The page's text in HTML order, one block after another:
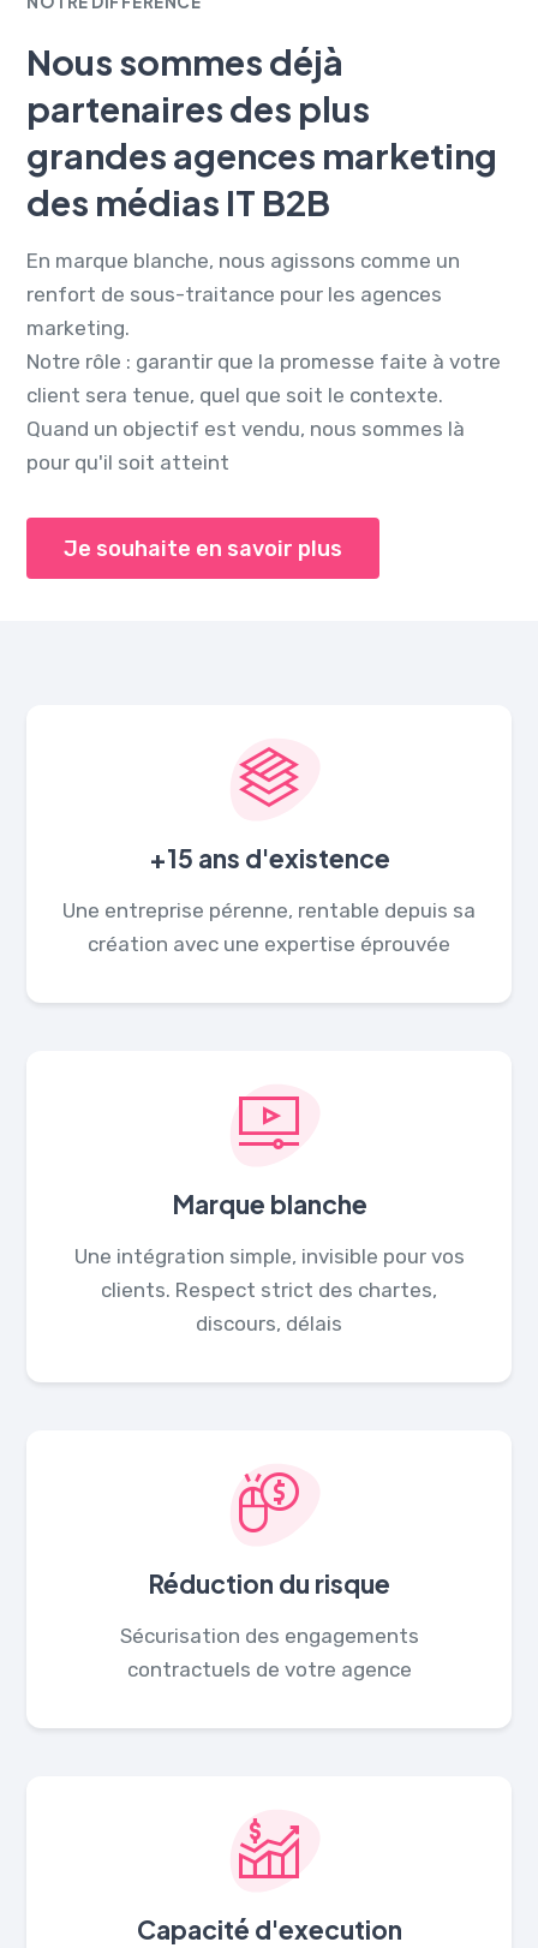
Nous sommes déjà
partenaires des plus
grandes agences marketing
des médias IT B2B
En marque blanche, nous agissons comme un
renfort de sous-traitance pour les agences
marketing.
Notre rôle : garantir que la promesse faite à votre
client sera tenue, quel que soit le contexte.
Quand un objectif est vendu, nous sommes là
pour qu'il soit atteint
Je souhaite en savoir plus
+15 ans d'existence
Une entreprise pérenne, rentable depuis sa
création avec une expertise éprouvée
Marque blanche
Une intégration simple, invisible pour vos
clients. Respect strict des chartes,
discours, délais
Réduction du risque
Sécurisation des engagements
contractuels de votre agence
Capacité d'execution